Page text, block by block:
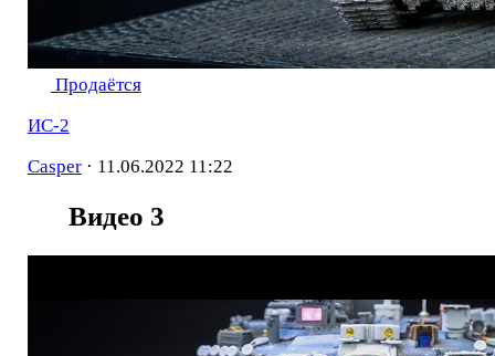
Продаётся
ИС-2
Casper· 11.06.2022 11:22
Видео 3